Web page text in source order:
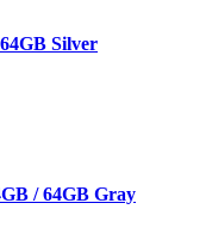
Silver
/ 64GB Gray